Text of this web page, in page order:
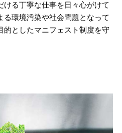
ける丁寧な仕事を日々心がけて
る環境汚染や社会問題となって
的としたマニフェスト制度を守